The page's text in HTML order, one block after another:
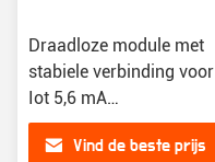
Draadloze module met
stabiele verbinding voor
Iot 5,6 mA
stroomverbruik
Vind de beste prijs